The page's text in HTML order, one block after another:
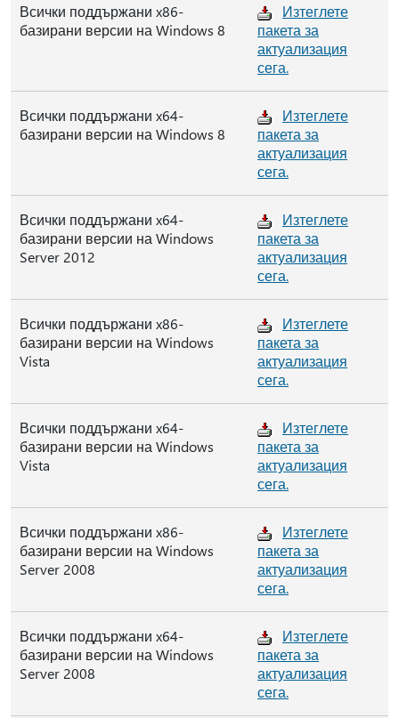
Всички поддържани x86-
базирани версии на Windows 8
Изтеглете
пакета за
актуализация
сега.
Всички поддържани x64-
базирани версии на Windows 8
Изтеглете
пакета за
актуализация
сега.
Всички поддържани x64-
базирани версии на Windows
Server 2012
Изтеглете
пакета за
актуализация
сега.
Всички поддържани x86-
базирани версии на Windows
Vista
Изтеглете
пакета за
актуализация
сега.
Всички поддържани x64-
базирани версии на Windows
Vista
Изтеглете
пакета за
актуализация
сега.
Всички поддържани x86-
базирани версии на Windows
Server 2008
Изтеглете
пакета за
актуализация
сега.
Всички поддържани x64-
базирани версии на Windows
Server 2008
Изтеглете
пакета за
актуализация
сега.